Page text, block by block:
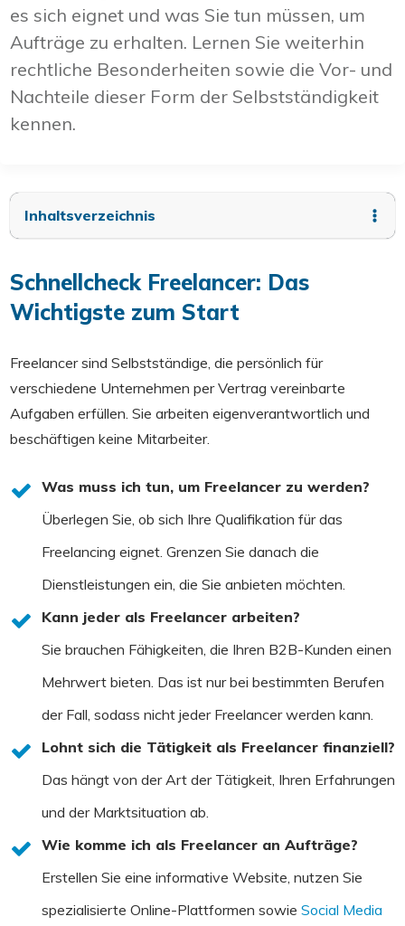
es sich eignet und was Sie tun müssen, um
Aufträge zu erhalten. Lernen Sie weiterhin
rechtliche Besonderheiten sowie die Vor- und
Nachteile dieser Form der Selbstständigkeit
kennen.
Inhaltsverzeichnis
Schnellcheck Freelancer: Das
Wichtigste zum Start
Freelancer sind Selbstständige, die persönlich für
verschiedene Unternehmen per Vertrag vereinbarte
Aufgaben erfüllen. Sie arbeiten eigenverantwortlich und
beschäftigen keine Mitarbeiter.
Was muss ich tun, um Freelancer zu werden?
Überlegen Sie, ob sich Ihre Qualifikation für das
Freelancing eignet. Grenzen Sie danach die
Dienstleistungen ein, die Sie anbieten möchten.
Kann jeder als Freelancer arbeiten?
Sie brauchen Fähigkeiten, die Ihren B2B-Kunden einen
Mehrwert bieten. Das ist nur bei bestimmten Berufen
der Fall, sodass nicht jeder Freelancer werden kann.
Lohnt sich die Tätigkeit als Freelancer finanziell?
Das hängt von der Art der Tätigkeit, Ihren Erfahrungen
und der Marktsituation ab.
Wie komme ich als Freelancer an Aufträge?
Erstellen Sie eine informative Website, nutzen Sie
spezialisierte Online-Plattformen sowie Social Media